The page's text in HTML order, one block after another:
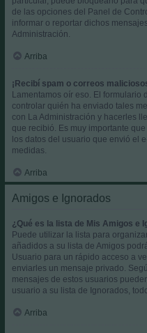
de las opciones del Panel de
informar o reportar dichos
Administración.
Arriba
¡Recibí spam o correos
Lamentamos oír eso. El formulario
controlar quién ha enviado tales
con La Administración y hacerles
que recibió. Es muy importante
los datos del usuario que envió el
medidas.
Arriba
Amigos e Ignorados
¿Qué es la lista de Mis Amigos e
Puede utilizar la lista para
añadidos a su lista de Amigos
Usuario para un rápido acceso a
enviarles un mensaje privado.
mensajes de estos usuarios
usuario a su lista de Ignorados,
Arriba